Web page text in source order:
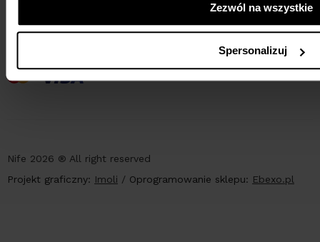
Zezwól na wszystkie
Spersonalizuj
PŁATNOŚCI
Nife 2026 ® All right reserved
Projekt graficzny: Imoli / Oprogramowanie sklepu: Ebexo.pl